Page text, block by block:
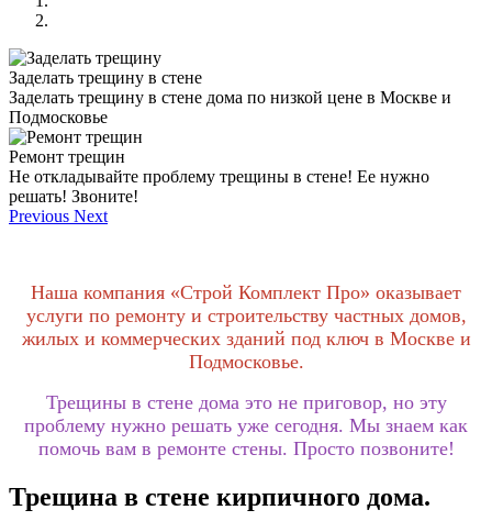
Заделать трещину в стене
Заделать трещину в стене дома по низкой цене в Москве и
Подмосковье
Ремонт трещин
Не откладывайте проблему трещины в стене! Ее нужно
решать! Звоните!
Previous Next
Наша компания «Строй Комплект Про» оказывает
услуги по ремонту и строительству частных домов,
жилых и коммерческих зданий под ключ в Москве и
Подмосковье.
Трещины в стене дома это не приговор, но эту
проблему нужно решать уже сегодня. Мы знаем как
помочь вам в ремонте стены. Просто позвоните!
Трещина в стене кирпичного дома.